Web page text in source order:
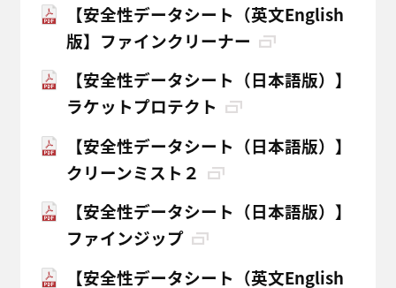
【安全性データシート（英文English
版】ファインクリーナー
【安全性データシート（日本語版）】
ラケットプロテクト
【安全性データシート（日本語版）】
クリーンミスト２
【安全性データシート（日本語版）】
ファインジップ
【安全性データシート（英文English